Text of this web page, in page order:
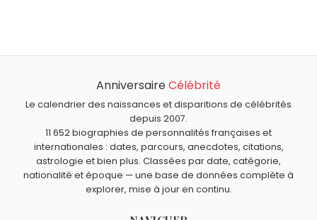
Kristin Scott Thomas,Hugh Grant,Tilda Swinton
Kenneth BranaghetMaryam d'Abosont nés en 1960.
Quels acteurs britanniques sont du signe Vierge comme
Colin Firth ?
Sean Connery Jacqueline Bisset, Tom Felton
Ella Purnell
Rupert Grintsont du signe Vierge.
AnniversaireCélébrité
Le calendrier des naissances et disparitions de célébrités
depuis 2007.
11 652 biographies de personnalités françaises et
internationales : dates, parcours, anecdotes, citations,
astrologie et bien plus. Classées par date, catégorie,
nationalité et époque — une base de données complète à
explorer, mise à jour en continu.